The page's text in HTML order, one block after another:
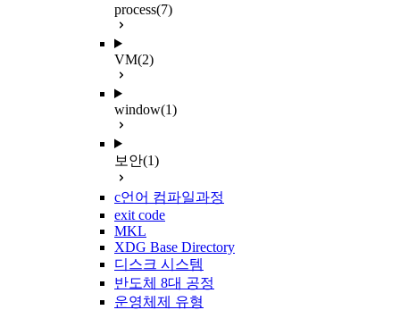
process(7)
VM(2)
window(1)
보안(1)
c언어 컴파일과정
exit code
MKL
XDG Base Directory
디스크 시스템
반도체 8대 공정
운영체제 유형